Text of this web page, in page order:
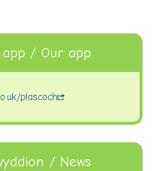
app / Our app
plascoch
/ News